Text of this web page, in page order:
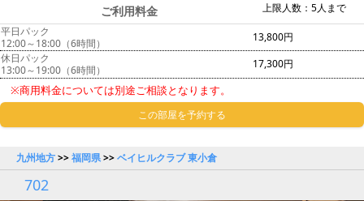
上限人数：5人まで
ご利用料金
平日パック
12:00～18:00（6時間）
13,800円
休日パック
13:00～19:00（6時間）
17,300円
※商用料金については別途ご相談となります。
この部屋を予約する
九州地方>>福岡県>>ベイヒルクラブ 東小倉
702